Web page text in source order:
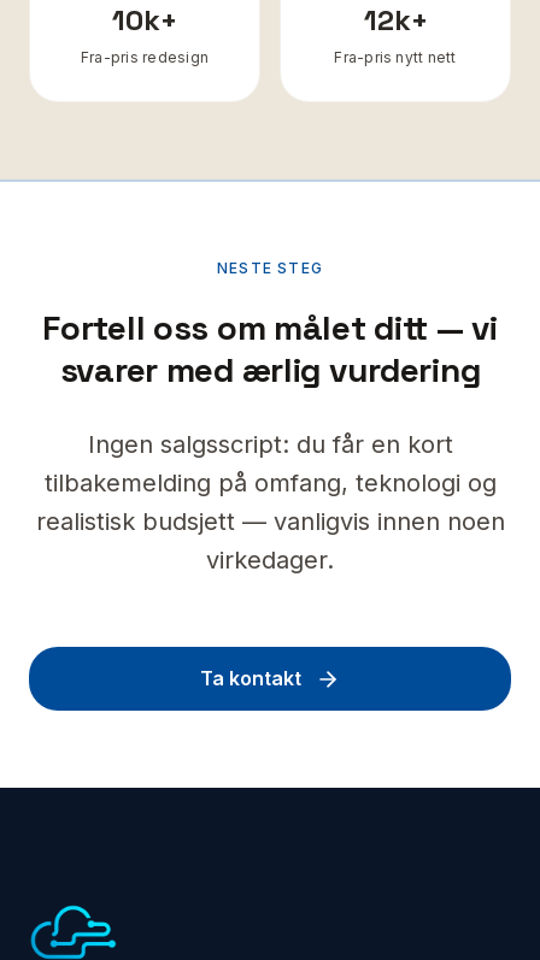
10k+
Fra-pris redesign
12k+
Fra-pris nytt nett
NESTE STEG
Fortell oss om målet ditt — vi
svarer med ærlig vurdering
Ingen salgsscript: du får en kort
tilbakemelding på omfang, teknologi og
realistisk budsjett — vanligvis innen noen
virkedager.
Ta kontakt